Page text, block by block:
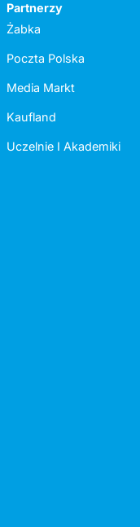
Partnerzy
Żabka
Poczta Polska
Media Markt
Kaufland
Uczelnie I Akademiki